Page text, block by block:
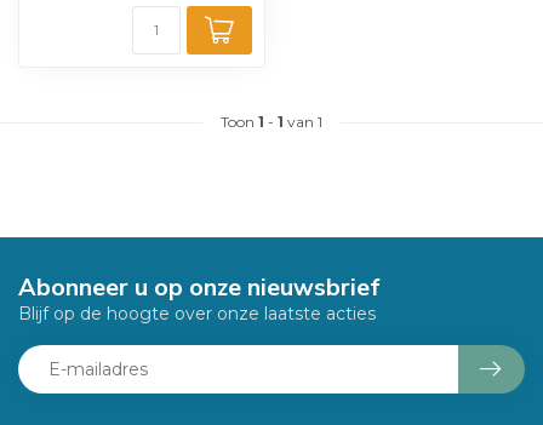
Toon 1 - 1 van 1
Abonneer u op onze nieuwsbrief
Blijf op de hoogte over onze laatste acties